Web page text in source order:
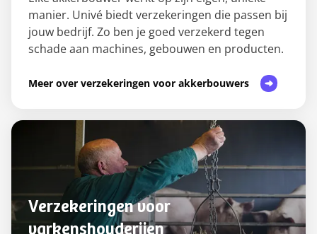
manier. Univé biedt verzekeringen die passen bij
jouw bedrijf. Zo ben je goed verzekerd tegen
schade aan machines, gebouwen en producten.
Meer over verzekeringen voor akkerbouwers
Verzekeringen voor